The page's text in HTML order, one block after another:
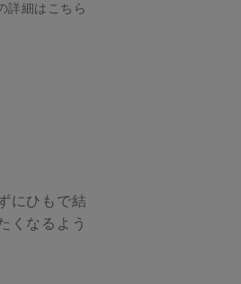
詳細はこちら
にひもで結
くなるよう